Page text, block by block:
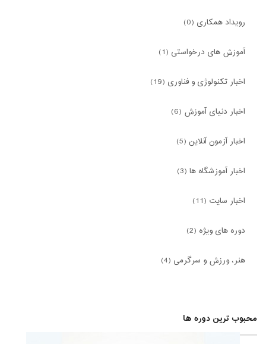
رویداد همکاری (0)
آموزش های درخواستی (1)
اخبار تکنولوژی و فناوری (19)
اخبار دنیای آموزش (6)
اخبار آزمون آنلاین (5)
اخبار آموزشگاه ها (3)
اخبار سایت (11)
دوره های ویژه (2)
هنر، ورزش و سرگرمی (4)
محبوب ترین دوره ها